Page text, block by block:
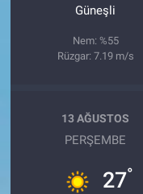
Güneşli
Nem: %55
Rüzgar: 7.19 m/s
13 AĞUSTOS
PERŞEMBE
27°